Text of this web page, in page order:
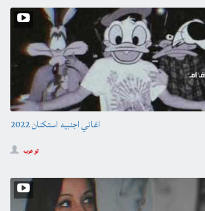
اغاني اجنبيه استكنان 2022
تو عرب